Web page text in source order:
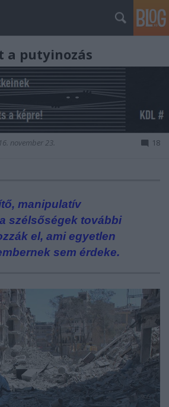
a putyinozás
november 23. 18
manipulatív
szélsőségek további
el, ami egyetlen
sem érdeke.